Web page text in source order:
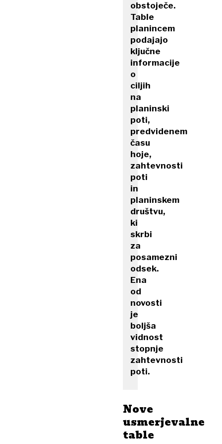
obstoječe.
Table
planincem
podajajo
ključne
informacije
o
ciljih
na
planinski
poti,
predvidenem
času
hoje,
zahtevnosti
poti
in
planinskem
društvu,
ki
skrbi
za
posamezni
odsek.
Ena
od
novosti
je
boljša
vidnost
stopnje
zahtevnosti
poti.
Nove
usmerjevalne
table